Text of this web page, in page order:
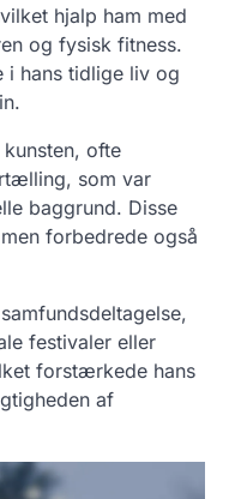
hjalp ham med
og fysisk fitness.
i hans tidlige liv og
ofte
som var
baggrund. Disse
forbedrede også
festivaler eller
forstærkede hans
af